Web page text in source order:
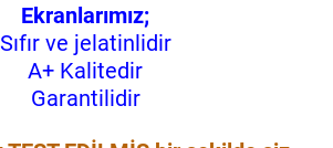
Ekranlarımız;
Sıfır ve jelatinlidir
A+ Kalitedir
Garantilidir